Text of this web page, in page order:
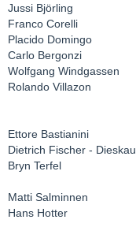
Jussi Björling
Franco Corelli
Placido Domingo
Carlo Bergonzi
Wolfgang Windgassen
Rolando Villazon
Ettore Bastianini
Dietrich Fischer - Dieskau
Bryn Terfel
Matti Salminnen
Hans Hotter